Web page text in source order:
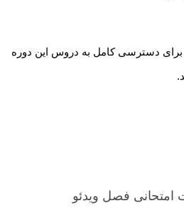
دسترسی کامل به دروس این دوره
امتحانی فصل ویدئو